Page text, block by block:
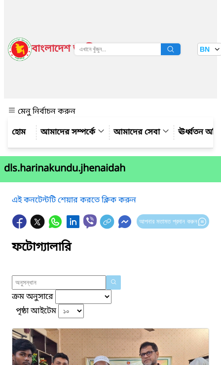
বাংলাদেশ জাতীয় তথ্য বাতায়ন BN
মেনু নির্বাচন করুন
আমাদের সম্পর্কে
আমাদের সেবা ঊর্ধ্বতন
dls.harinakundu.jhenaidah
এই কনটেন্টটি শেয়ার করতে ক্লিক করুন
আপনার মতামত প্রদান করুন
ফটোগ্যালারি
ক্রম অনুসারে
পৃষ্ঠা আইটেম